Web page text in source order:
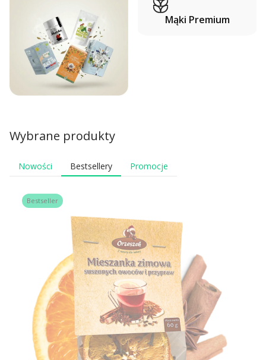
Mąki Premium
Wybrane produkty
Nowości Bestsellery Promocje
Bestseller